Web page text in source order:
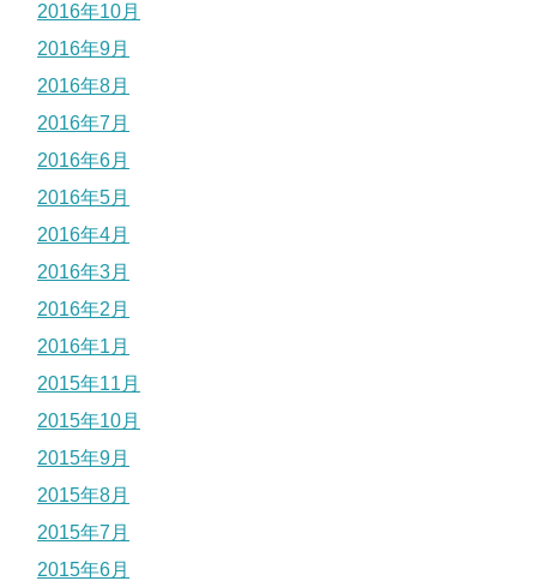
2016年10月
2016年9月
2016年8月
2016年7月
2016年6月
2016年5月
2016年4月
2016年3月
2016年2月
2016年1月
2015年11月
2015年10月
2015年9月
2015年8月
2015年7月
2015年6月